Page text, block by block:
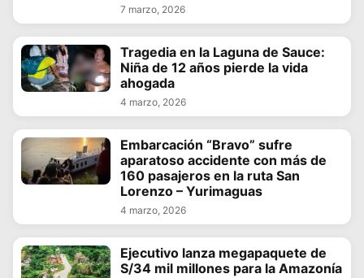
7 marzo, 2026
Tragedia en la Laguna de Sauce:
Niña de 12 años pierde la vida
ahogada
4 marzo, 2026
Embarcación “Bravo” sufre
aparatoso accidente con más de
160 pasajeros en la ruta San
Lorenzo – Yurimaguas
4 marzo, 2026
Ejecutivo lanza megapaquete de
S/34 mil millones para la Amazonía